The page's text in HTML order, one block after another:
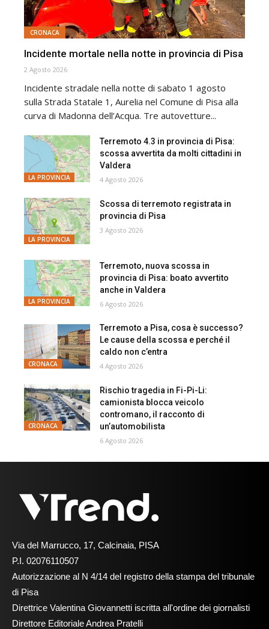
CRONACA
Incidente mortale nella notte in provincia di Pisa
2 Agosto 2026
Incidente stradale nella notte di sabato 1 agosto
sulla Strada Statale 1, Aurelia nel Comune di Pisa alla
curva di Madonna dell’Acqua. Tre autovetture...
LA PROVINCIA
Terremoto 4.3 in provincia di Pisa:
scossa avvertita da molti cittadini in
Valdera
4 Agosto 2026
LA PROVINCIA
Scossa di terremoto registrata in
provincia di Pisa
3 Agosto 2026
LA PROVINCIA
Terremoto, nuova scossa in
provincia di Pisa: boato avvertito
anche in Valdera
6 Agosto 2026
CRONACA
Terremoto a Pisa, cosa è successo?
Le cause della scossa e perché il
caldo non c’entra
4 Agosto 2026
CRONACA
Rischio tragedia in Fi-Pi-Li:
camionista blocca veicolo
contromano, il racconto di
un’automobilista
6 Agosto 2026
Via del Marrucco, 17, Calcinaia, PISA
P.I. 02076110507
Autorizzazione al N 4/14 del registro della stampa del tribunale
di Pisa
Direttrice Valentina Giovannetti iscritta all'ordine dei giornalisti
Direttore Editoriale Andrea Pratelli